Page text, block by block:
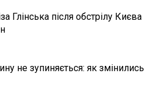
Глінська після обстрілу Києва
не зупиняється: як змінились